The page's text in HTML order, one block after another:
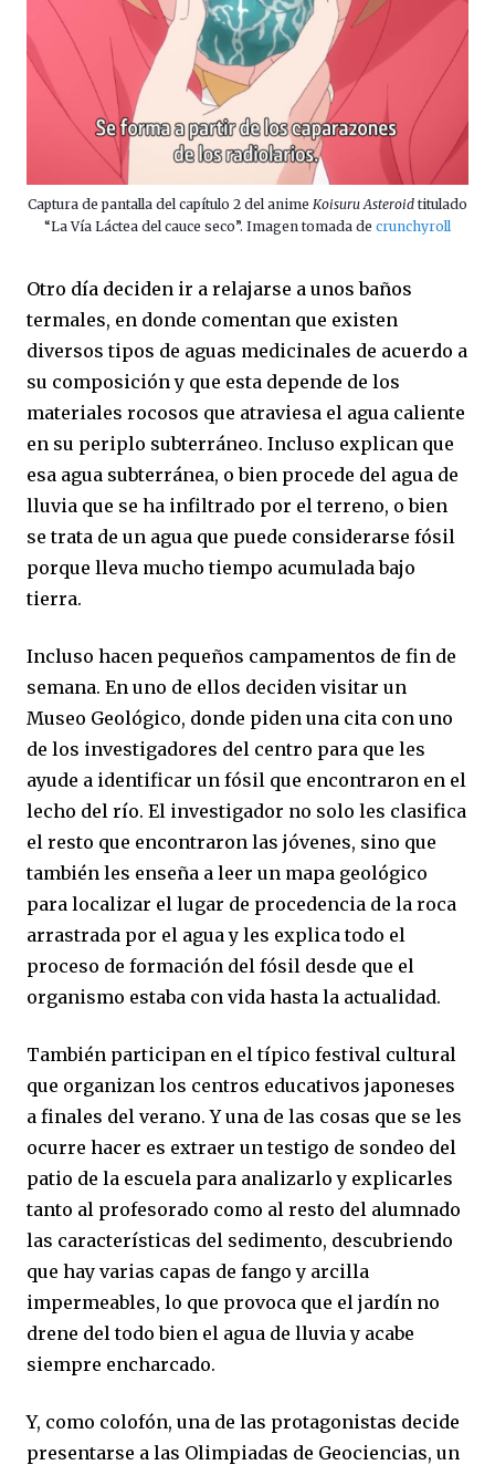
Captura de pantalla del capítulo 2 del anime Koisuru Asteroid titulado
“La Vía Láctea del cauce seco”. Imagen tomada de crunchyroll
Otro día deciden ir a relajarse a unos baños
termales, en donde comentan que existen
diversos tipos de aguas medicinales de acuerdo a
su composición y que esta depende de los
materiales rocosos que atraviesa el agua caliente
en su periplo subterráneo. Incluso explican que
esa agua subterránea, o bien procede del agua de
lluvia que se ha infiltrado por el terreno, o bien
se trata de un agua que puede considerarse fósil
porque lleva mucho tiempo acumulada bajo
tierra.
Incluso hacen pequeños campamentos de fin de
semana. En uno de ellos deciden visitar un
Museo Geológico, donde piden una cita con uno
de los investigadores del centro para que les
ayude a identificar un fósil que encontraron en el
lecho del río. El investigador no solo les clasifica
el resto que encontraron las jóvenes, sino que
también les enseña a leer un mapa geológico
para localizar el lugar de procedencia de la roca
arrastrada por el agua y les explica todo el
proceso de formación del fósil desde que el
organismo estaba con vida hasta la actualidad.
También participan en el típico festival cultural
que organizan los centros educativos japoneses
a finales del verano. Y una de las cosas que se les
ocurre hacer es extraer un testigo de sondeo del
patio de la escuela para analizarlo y explicarles
tanto al profesorado como al resto del alumnado
las características del sedimento, descubriendo
que hay varias capas de fango y arcilla
impermeables, lo que provoca que el jardín no
drene del todo bien el agua de lluvia y acabe
siempre encharcado.
Y, como colofón, una de las protagonistas decide
presentarse a las Olimpiadas de Geociencias, un